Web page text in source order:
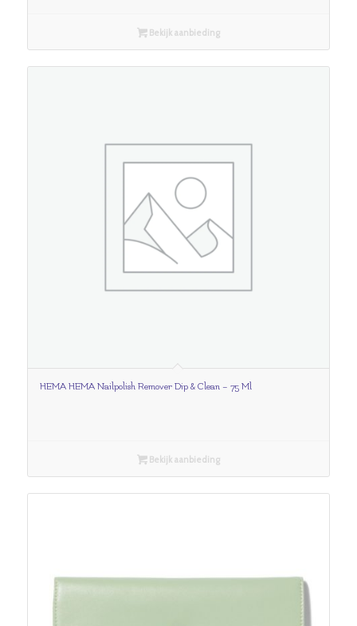
Bekijk aanbieding
HEMA HEMA Nailpolish Remover Dip & Clean – 75 Ml
Bekijk aanbieding